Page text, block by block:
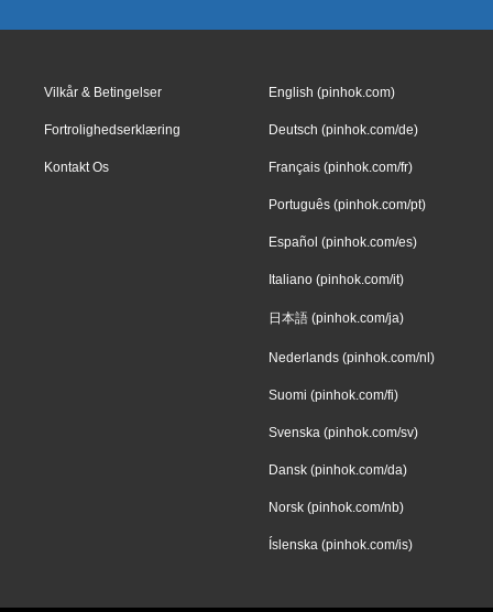
Vilkår & Betingelser
Fortrolighedserklæring
Kontakt Os
English (pinhok.com)
Deutsch (pinhok.com/de)
Français (pinhok.com/fr)
Português (pinhok.com/pt)
Español (pinhok.com/es)
Italiano (pinhok.com/it)
日本語 (pinhok.com/ja)
Nederlands (pinhok.com/nl)
Suomi (pinhok.com/fi)
Svenska (pinhok.com/sv)
Dansk (pinhok.com/da)
Norsk (pinhok.com/nb)
Íslenska (pinhok.com/is)